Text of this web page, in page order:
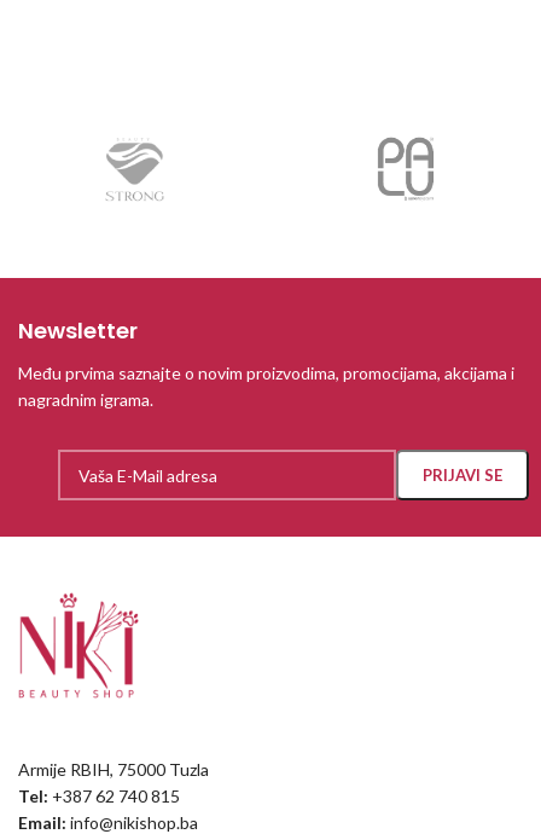
Newsletter
Među prvima saznajte o novim proizvodima, promocijama, akcijama i
nagradnim igrama.
Armije RBIH, 75000 Tuzla
Tel: +387 62 740 815
Email: info@nikishop.ba